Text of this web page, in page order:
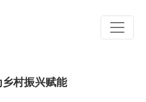
村振兴赋能